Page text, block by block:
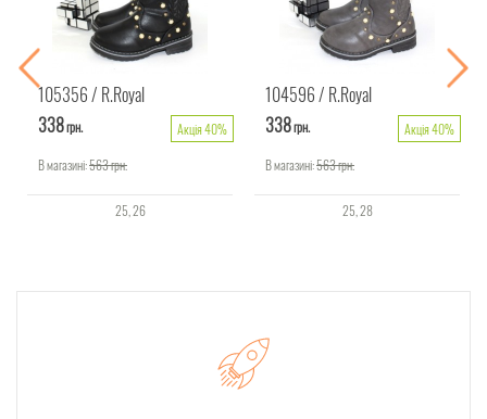
105356 R.Royal
338грн.
Акція 40%
В магазині:563грн.
25 26
104596 R.Royal
338грн.
Акція 40%
В магазині:563грн.
25 28